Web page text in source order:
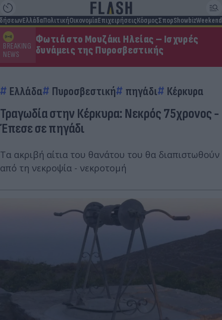
ΕλλάδαΠολιτικήΟικονομίαΕπιχειρήσειςΚόσμοςΣπορShowbizWeekend
BREAKING
NEWS
Φωτιά στο Μουζάκι Ηλείας – Ισχυρές
δυνάμεις της Πυροσβεστικής
Ελλάδα Πυροσβεστική πηγάδι Κέρκυρα
Τραγωδία στην Κέρκυρα: Νεκρός 75χρονος -
Έπεσε σε πηγάδι
Τα ακριβή αίτια του θανάτου του θα διαπιστωθούν
από τη νεκροψία - νεκροτομή